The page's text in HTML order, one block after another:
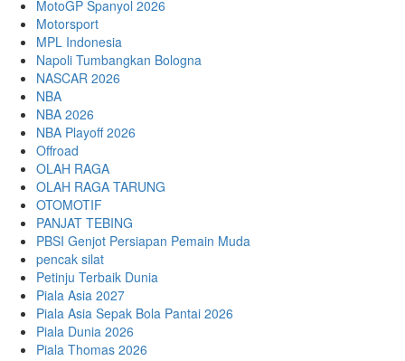
MotoGP Spanyol 2026
Motorsport
MPL Indonesia
Napoli Tumbangkan Bologna
NASCAR 2026
NBA
NBA 2026
NBA Playoff 2026
Offroad
OLAH RAGA
OLAH RAGA TARUNG
OTOMOTIF
PANJAT TEBING
PBSI Genjot Persiapan Pemain Muda
pencak silat
Petinju Terbaik Dunia
Piala Asia 2027
Piala Asia Sepak Bola Pantai 2026
Piala Dunia 2026
Piala Thomas 2026